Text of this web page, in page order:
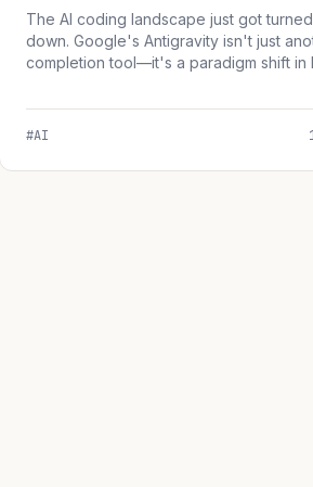
The AI coding landscape just got
down. Google's Antigravity isn't just
completion tool—it's a paradigm shift in
#AI